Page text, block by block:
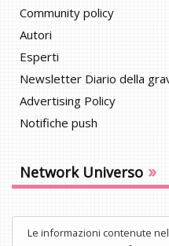
Community policy
Autori
Esperti
Newsletter Diario della
Advertising Policy
Notifiche push
Network Universo »
Le informazioni contenute